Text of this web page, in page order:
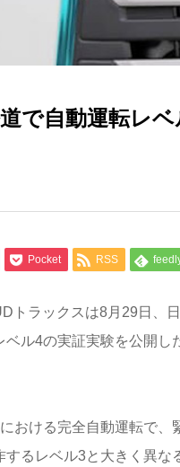
で自動運転レ
Pocket RSS
トラックスは8月29日、
ル4の実証実験を公開
おける完全自動運転で
るレベル3と大きく異な